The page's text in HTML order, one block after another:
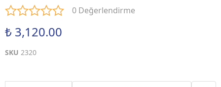
0 Değerlendirme
₺ 3,120.00
SKU 2320